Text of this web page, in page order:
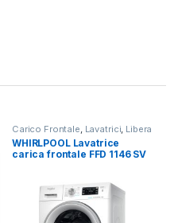
Carico Frontale Lavatrici Libera
Installazione Whirlpool
WHIRLPOOL Lavatrice
carica frontale FFD 1146 SV